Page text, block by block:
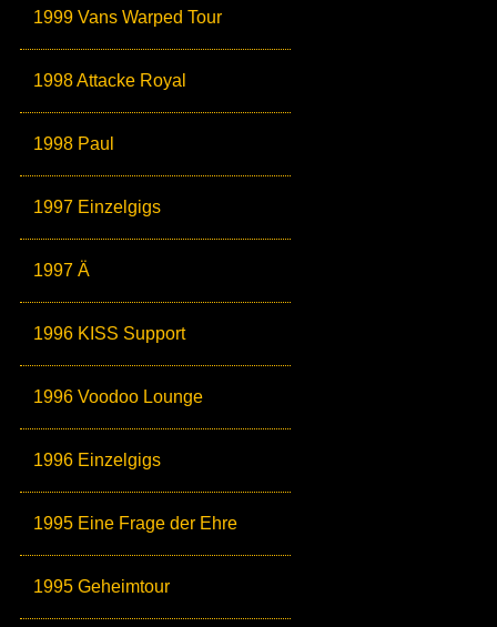
1999 Vans Warped Tour
1998 Attacke Royal
1998 Paul
1997 Einzelgigs
1997 Ä
1996 KISS Support
1996 Voodoo Lounge
1996 Einzelgigs
1995 Eine Frage der Ehre
1995 Geheimtour